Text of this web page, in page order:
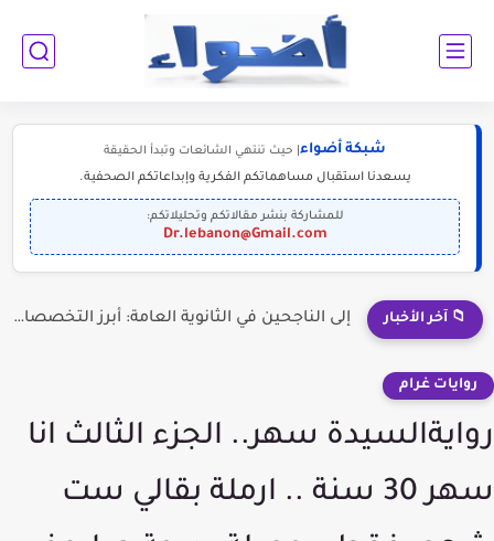
شبكة أضواء | حيث تنتهي الشائعات وتبدأ الحقيقة
يسعدنا استقبال مساهماتكم الفكرية وإبداعاتكم الصحفية.
للمشاركة بنشر مقالاتكم وتحليلاتكم:
Dr.lebanon@Gmail.com
📁 آخر الأخبار إلى الناجحين في الثانوية العامة: أبرز التخصصات المطلوبة للمستقبل (2030-2050)
روايات غرام
روايةالسيدة سهر.. الجزء الثالث انا
سهر 30 سنة .. ارملة بقالي ست